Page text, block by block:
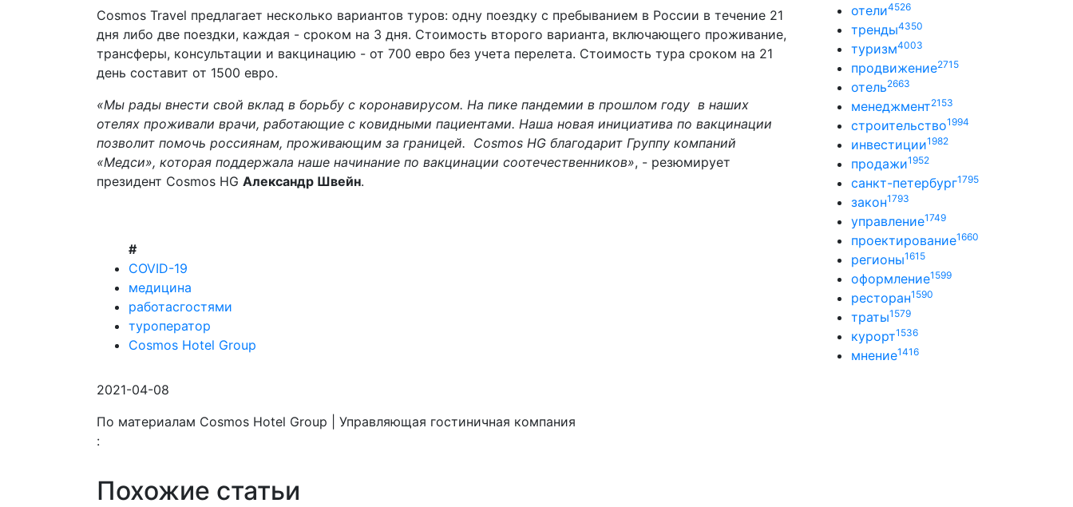
Cosmos Travel предлагает несколько вариантов туров: одну поездку с пребыванием в России в течение 21
дня либо две поездки, каждая - сроком на 3 дня. Стоимость второго варианта, включающего проживание,
трансферы, консультации и вакцинацию - от 700 евро без учета перелета. Стоимость тура сроком на 21
день составит от 1500 евро.
«Мы рады внести свой вклад в борьбу с коронавирусом. На пике пандемии в прошлом году в наших
отелях проживали врачи, работающие с ковидными пациентами. Наша новая инициатива по вакцинации
позволит помочь россиянам, проживающим за границей. Cosmos HGблагодарит Группу компаний
«Медси», которая поддержала наше начинание по вакцинации соотечественников», - резюмирует
президент Cosmos HGАлександр Швейн.
#
COVID-19
медицина
работасгостями
туроператор
Cosmos Hotel Group
2021-04-08
По материалам Cosmos Hotel Group | Управляющая гостиничная компания
:
Похожие статьи
отели4526
тренды4350
туризм4003
продвижение2715
отель2663
менеджмент2153
строительство1994
инвестиции1982
продажи1952
санкт-петербург1795
закон1793
управление1749
проектирование1660
регионы1615
оформление1599
ресторан1590
траты1579
курорт1536
мнение1416